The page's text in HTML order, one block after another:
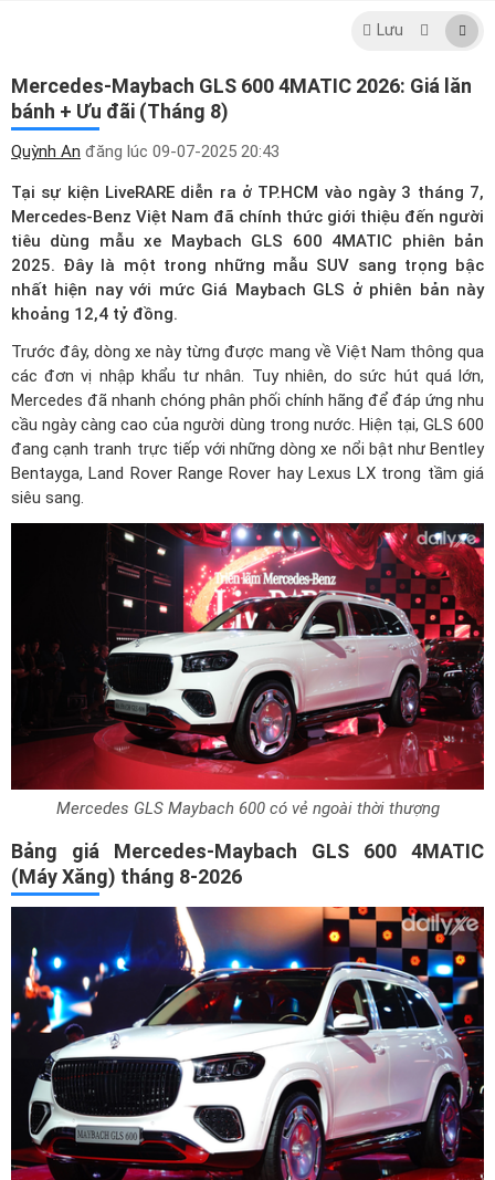
Lưu
Mercedes-Maybach GLS 600 4MATIC 2026: Giá lăn
bánh + Ưu đãi (Tháng 8)
Quỳnh An đăng lúc 09-07-2025 20:43
Tại sự kiện LiveRARE diễn ra ở TP.HCM vào ngày 3 tháng 7,
Mercedes-Benz Việt Nam đã chính thức giới thiệu đến người
tiêu dùng mẫu xe Maybach GLS 600 4MATIC phiên bản
2025. Đây là một trong những mẫu SUV sang trọng bậc
nhất hiện nay với mức Giá Maybach GLS ở phiên bản này
khoảng 12,4 tỷ đồng.
Trước đây, dòng xe này từng được mang về Việt Nam thông qua
các đơn vị nhập khẩu tư nhân. Tuy nhiên, do sức hút quá lớn,
Mercedes đã nhanh chóng phân phối chính hãng để đáp ứng nhu
cầu ngày càng cao của người dùng trong nước. Hiện tại, GLS 600
đang cạnh tranh trực tiếp với những dòng xe nổi bật như Bentley
Bentayga, Land Rover Range Rover hay Lexus LX trong tầm giá
siêu sang.
Mercedes GLS Maybach 600 có vẻ ngoài thời thượng
Bảng giá Mercedes-Maybach GLS 600 4MATIC
(Máy Xăng) tháng 8-2026